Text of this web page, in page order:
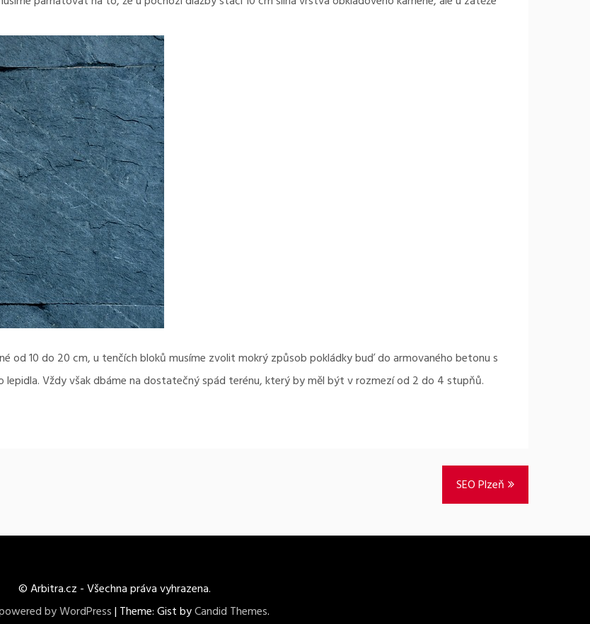
od 10 do 20 cm, u tenčích bloků musíme zvolit mokrý způsob pokládky buď do armovaného betonu s
Vždy však dbáme na dostatečný spád terénu, který by měl být v rozmezí od 2 do 4 stupňů.
SEO Plzeň
© Arbitra.cz - Všechna práva vyhrazena.
by WordPress| Theme: Gist byCandid Themes.